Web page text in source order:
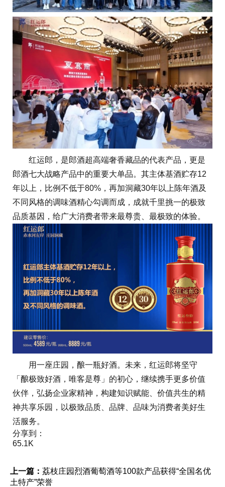
红运郎，是郎酒超高端奢香藏品的代表产品，更是
郎酒七大战略产品中的重要大单品。其主体基酒贮存12
年以上，比例不低于80%，再加洞藏30年以上陈年酒及
不同风格的调味酒精心勾调而成，成就千里挑一的极致
品质基因，给广大消费者带来最尊贵、最极致的体验。
用一座庄园，酿一瓶好酒。未来，红运郎将坚守
「酿极致好酒，唯客是尊」的初心，继续携手更多价值
伙伴，弘扬企业家精神，构建知识赋能、价值共生的精
神共享乐园，以极致品质、品牌、品味为消费者美好生
活服务。
分享到：
65.1K
上一篇： 荔枝庄园烈酒葡萄酒等100款产品获得“全国名优
土特产”荣誉